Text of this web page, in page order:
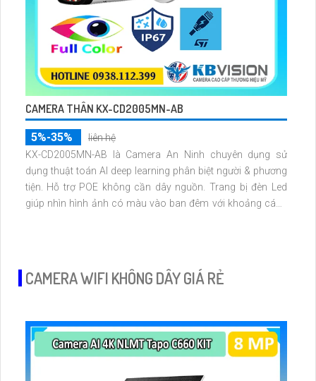
CAMERA THÂN KX-CD2005MN-AB
5%-35%
liên hệ
KX-CD2005MN-AB là Camera An Ninh chuyên dụng sử
dụng thuật toán AI deep learning phân biệt người & phương
tiện. Hỗ trợ POE không cần dây nguồn. Trang bị đèn Led
giúp nhìn hình ảnh có màu vào ban đêm với khoảng cách
CAMERA WIFI KHÔNG DÂY GIÁ RẺ